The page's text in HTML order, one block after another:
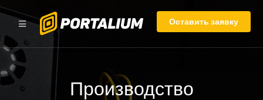
Оставить заявку
Производство